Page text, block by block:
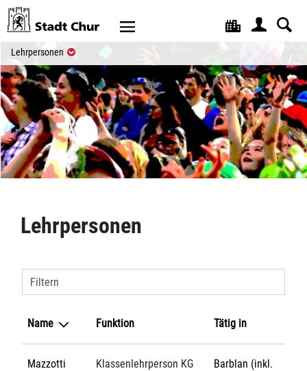
Kopfzeile
Lehrpersonen (ausgewählt)
Inhalt
Lehrpersonen
Filtern
Name Funktion Tätig in
Mazzotti
Klassenlehrperson KG
Barblan (inkl.